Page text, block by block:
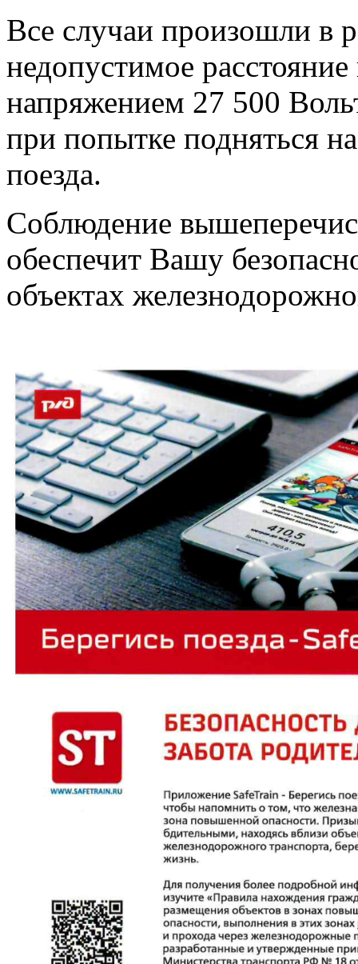
Все случаи произошли в
недопустимое
напряжением 27 500
при попытке подняться
поезда.
Соблюдение
обеспечит Вашу
объектах